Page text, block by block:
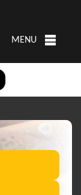
MENU